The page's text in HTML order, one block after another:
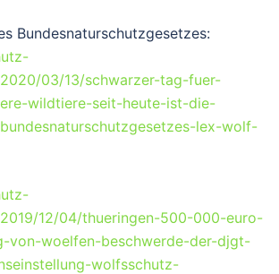
Bundesnaturschutzgesetzes:
03/13/schwarzer-tag-fuer-
wildtiere-seit-heute-ist-die-
lex-wolf-
12/04/thueringen-500-000-euro-
von-woelfen-beschwerde-der-djgt-
wolfsschutz-